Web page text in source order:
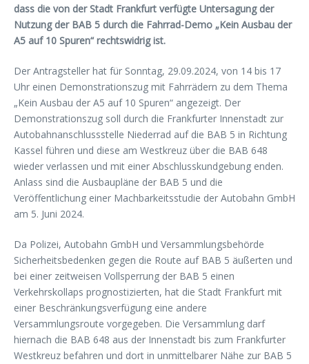
dass die von der Stadt Frankfurt verfügte Untersagung der
Nutzung der BAB 5 durch die Fahrrad-Demo „Kein Ausbau der
A5 auf 10 Spuren“ rechtswidrig ist.
Der Antragsteller hat für Sonntag, 29.09.2024, von 14 bis 17
Uhr einen Demonstrationszug mit Fahrrädern zu dem Thema
„Kein Ausbau der A5 auf 10 Spuren“ angezeigt. Der
Demonstrationszug soll durch die Frankfurter Innenstadt zur
Autobahnanschlussstelle Niederrad auf die BAB 5 in Richtung
Kassel führen und diese am Westkreuz über die BAB 648
wieder verlassen und mit einer Abschlusskundgebung enden.
Anlass sind die Ausbaupläne der BAB 5 und die
Veröffentlichung einer Machbarkeitsstudie der Autobahn GmbH
am 5. Juni 2024.
Da Polizei, Autobahn GmbH und Versammlungsbehörde
Sicherheitsbedenken gegen die Route auf BAB 5 äußerten und
bei einer zeitweisen Vollsperrung der BAB 5 einen
Verkehrskollaps prognostizierten, hat die Stadt Frankfurt mit
einer Beschränkungsverfügung eine andere
Versammlungsroute vorgegeben. Die Versammlung darf
hiernach die BAB 648 aus der Innenstadt bis zum Frankfurter
Westkreuz befahren und dort in unmittelbarer Nähe zur BAB 5